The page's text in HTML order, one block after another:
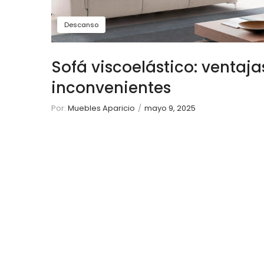
Descanso
Sofá viscoelástico:
inconvenientes
Por: Muebles Aparicio / mayo 9, 2025